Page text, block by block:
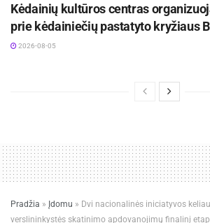
Kėdainių kultūros centras
prie kėdainiečių pastatyto kryžiaus
2026-08-05
Pradžia » Įdomu » Dvi nacionalinės iniciatyvos
verslininkystės skatinimo apdovanojimų finalinį